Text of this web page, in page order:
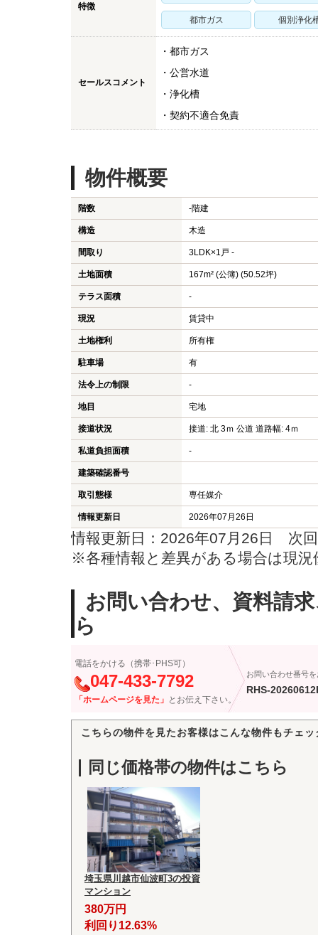
特徴
都市ガス 個別浄化
セールスコメント
・都市ガス
・公営水道
・浄化槽
・契約不適合免責
物件概要
階数 -階建
構造 木造
間取り 3LDK×1戸 -
土地面積 167m² (公簿) (50.52坪)
テラス面積 -
現況 賃貸中
土地権利 所有権
駐車場 有
法令上の制限 -
地目 宅地
接道状況 接道: 北 3ｍ 公道 道路幅: 4ｍ
私道負担面積 -
建築確認番号
取引態様 専任媒介
情報更新日 2026年07月26日
情報更新日：2026年07月26日 次
※各種情報と差異がある場合は現
お問い合わせ、資料請
ら
電話をかける（携帯･PHS可）
047-433-7792
「ホームページを見た」 とお伝え下さい。
お問い合わせ番号
RHS-
こちらの物件を見たお客様はこんな物件もチェ
同じ価格帯の物件はこちら
埼玉県川越市仙波町3の投資
マンション
380万円
利回り12.63%